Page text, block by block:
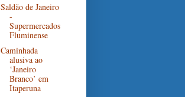
Saldão de Janeiro
-
Supermercados
Fluminense
Caminhada
alusiva ao
‘Janeiro
Branco’ em
Itaperuna